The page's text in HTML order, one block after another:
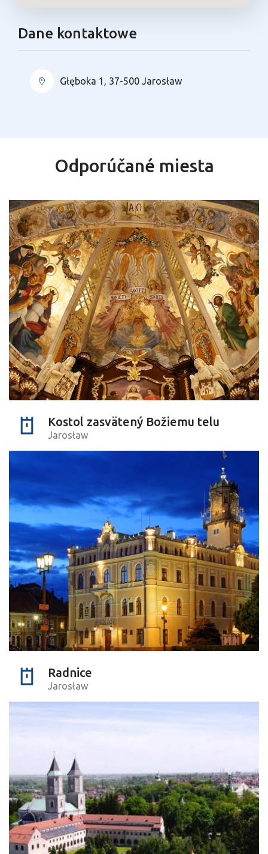
Dane kontaktowe
Głęboka 1, 37-500 Jarosław
Odporúčané miesta
Kostol zasvätený Božiemu telu
Jarosław
Radnice
Jarosław